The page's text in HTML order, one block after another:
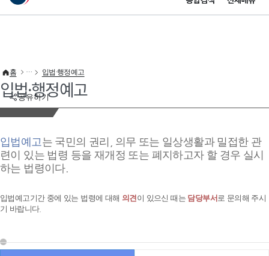
이 누리집은 대한민국 공식 전자정부 누리집입니다.
공유하기
홈 입법·행정예고
입법·행정예고
입법예고는 국민의 권리, 의무 또는 일상생활과 밀접한 관
련이 있는 법령 등을 재개정 또는 폐지하고자 할 경우 실시
하는 법령이다.
입법예고기간 중에 있는 법령에 대해 의견이 있으신 때는 담당부서 로 문의해 주시
기 바랍니다.